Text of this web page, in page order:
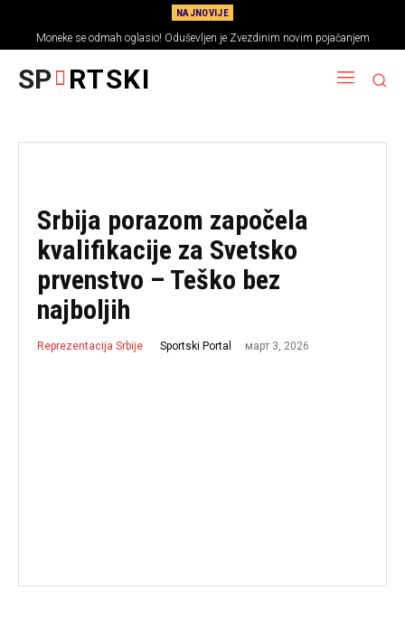
NAJNOVIJE
Moneke se odmah oglasio! Oduševljen je Zvezdinim novim pojačanjem
SP RTSKI
Srbija porazom započela
kvalifikacije za Svetsko
prvenstvo – Teško bez
najboljih
Reprezentacija Srbije Sportski Portal март 3, 2026